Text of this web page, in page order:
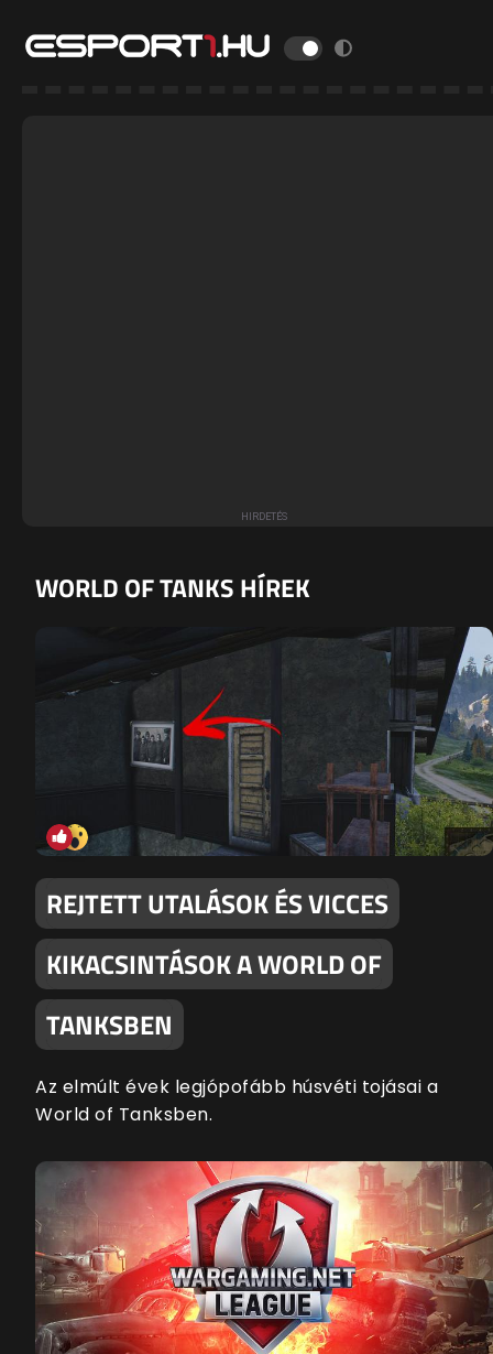
WORLD OF TANKS HÍREK
REJTETT UTALÁSOK ÉS VICCES
KIKACSINTÁSOK A WORLD OF
TANKSBEN
Az elmúlt évek legjópofább húsvéti tojásai a
World of Tanksben.